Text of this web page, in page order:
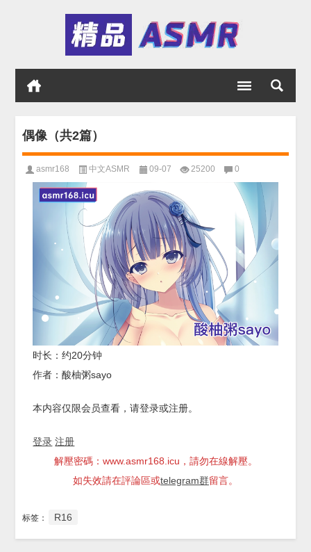
偶像（共2篇）
asmr168 中文ASMR 09-07 25200 0
时长：约20分钟
作者：酸柚粥sayo
本内容仅限会员查看，请登录或注册。
登录 注册
解壓密碼：www.asmr168.icu，請勿在線解壓。
如失效請在評論區或telegram群留言。
标签： R16